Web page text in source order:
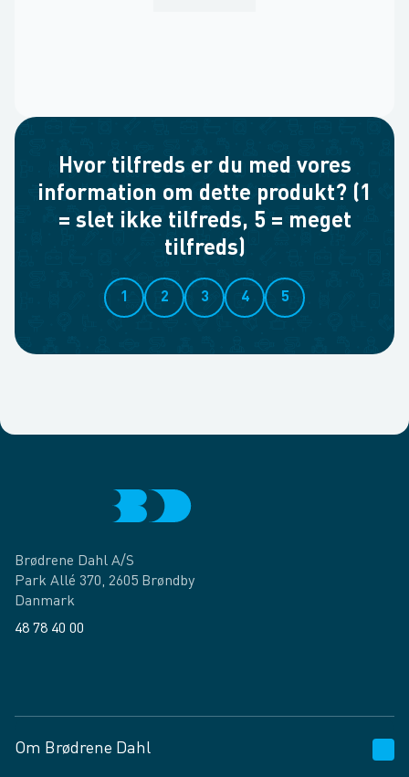
Hvor tilfreds er du med vores
information om dette produkt? (1
= slet ikke tilfreds, 5 = meget
tilfreds)
1 2 3 4 5
Brødrene Dahl A/S
Park Allé 370, 2605 Brøndby
Danmark
48 78 40 00
Om Brødrene Dahl